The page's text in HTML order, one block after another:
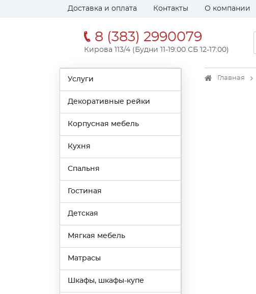
Доставка и оплата Контакты О компании
8 (383) 2990079
Кирова 113/4 (Будни 11-19:00 СБ 12-17:00)
Услуги
Декоративные рейки
Корпусная мебель
Кухня
Спальня
Гостиная
Детская
Мягкая мебель
Матрасы
Шкафы, шкафы-купе
Главная